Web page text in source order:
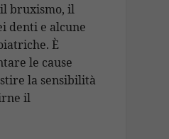
bruxismo, il
denti e alcune
È
le cause
la sensibilità
il